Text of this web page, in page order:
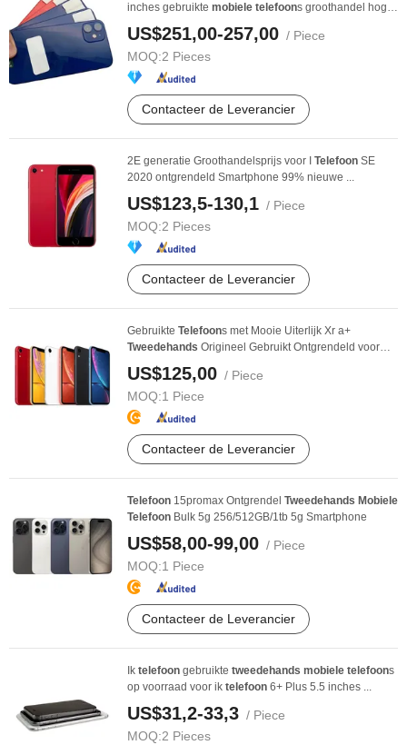
inches gebruikte mobiele telefoons groothandel hoge
US$251,00-257,00 / Piece
MOQ:2 Pieces
Contacteer de Leverancier
2E generatie Groothandelsprijs voor I Telefoon SE
2020 ontgrendeld Smartphone 99% nieuwe ...
US$123,5-130,1 / Piece
MOQ:2 Pieces
Contacteer de Leverancier
Gebruikte Telefoons met Mooie Uiterlijk Xr a+
Tweedehands Origineel Gebruikt Ontgrendeld voor
iPhone ...
US$125,00 / Piece
MOQ:1 Piece
Contacteer de Leverancier
Telefoon 15promax Ontgrendel Tweedehands Mobiele
Telefoon Bulk 5g 256/512GB/1tb 5g Smartphone
US$58,00-99,00 / Piece
MOQ:1 Piece
Contacteer de Leverancier
Ik telefoon gebruikte tweedehands mobiele telefoons
op voorraad voor ik telefoon 6+ Plus 5.5 inches ...
US$31,2-33,3 / Piece
MOQ:2 Pieces